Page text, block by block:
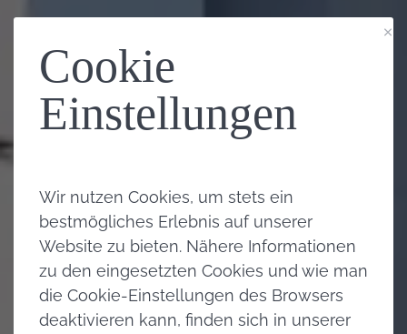
Cookie
Einstellungen
Wir nutzen Cookies, um stets ein
bestmögliches Erlebnis auf unserer
Website zu bieten. Nähere Informationen
zu den eingesetzten Cookies und wie man
die Cookie-Einstellungen des Browsers
deaktivieren kann, finden sich in unserer